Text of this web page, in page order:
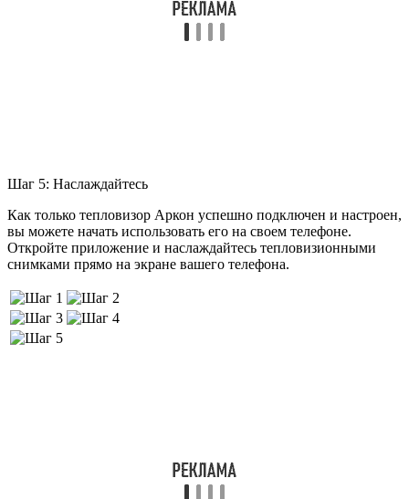
Шаг 5: Наслаждайтесь
Как только тепловизор Аркон успешно подключен и настроен,
вы можете начать использовать его на своем телефоне.
Откройте приложение и наслаждайтесь тепловизионными
снимками прямо на экране вашего телефона.